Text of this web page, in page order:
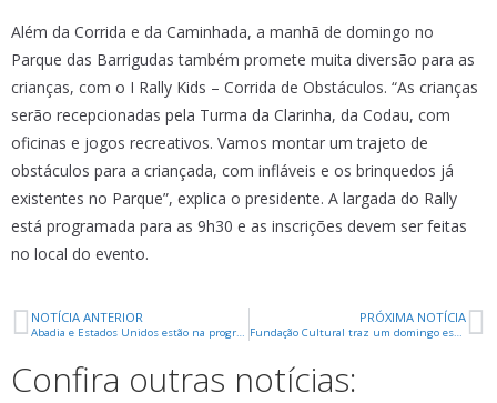
Além da Corrida e da Caminhada, a manhã de domingo no
Parque das Barrigudas também promete muita diversão para as
crianças, com o I Rally Kids – Corrida de Obstáculos. “As crianças
serão recepcionadas pela Turma da Clarinha, da Codau, com
oficinas e jogos recreativos. Vamos montar um trajeto de
obstáculos para a criançada, com infláveis e os brinquedos já
existentes no Parque”, explica o presidente. A largada do Rally
está programada para as 9h30 e as inscrições devem ser feitas
no local do evento.
NOTÍCIA ANTERIOR
Abadia e Estados Unidos estão na programação de limpeza urbana da próxima semana
PRÓXIMA NOTÍCIA
Fundação Cultural traz um domingo especial em comemoração ao Dia do Circo
Confira outras notícias: